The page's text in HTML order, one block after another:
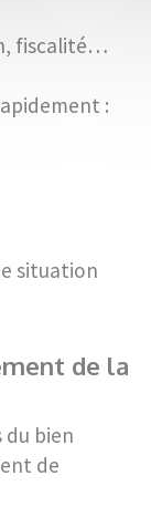
fiscalité…
:
situation
de la
du bien
de